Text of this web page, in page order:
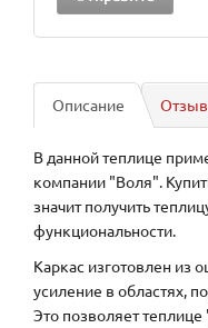
Описание
В данной теплице
компании "Воля".
значит получить
функциональности.
Каркас изготовлен из
усиление в областях,
Это позволяет